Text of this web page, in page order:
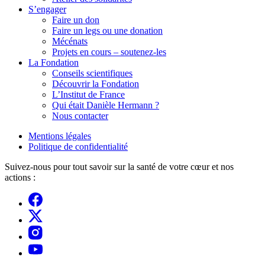
S’engager
Faire un don
Faire un legs ou une donation
Mécénats
Projets en cours – soutenez-les
La Fondation
Conseils scientifiques
Découvrir la Fondation
L’Institut de France
Qui était Danièle Hermann ?
Nous contacter
Mentions légales
Politique de confidentialité
Suivez-nous pour tout savoir sur la santé de votre cœur et nos
actions :